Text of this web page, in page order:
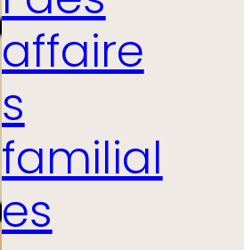
affaire
s
familial
es